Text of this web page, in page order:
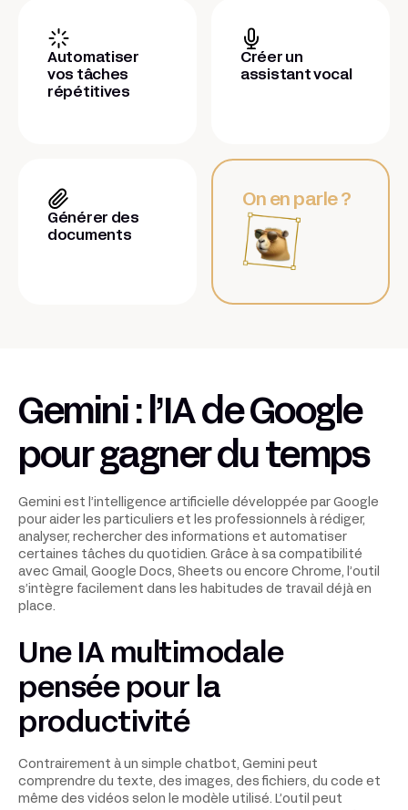
Automatiser
vos tâches
répétitives
Créer un
assistant vocal
Générer des
documents
On en parle ?
Gemini : l’IA de Google
pour gagner du temps
Gemini est l’intelligence artificielle développée par Google
pour aider les particuliers et les professionnels à rédiger,
analyser, rechercher des informations et automatiser
certaines tâches du quotidien. Grâce à sa compatibilité
avec Gmail, Google Docs, Sheets ou encore Chrome, l’outil
s’intègre facilement dans les habitudes de travail déjà en
place.
Une IA multimodale
pensée pour la
productivité
Contrairement à un simple chatbot, Gemini peut
comprendre du texte, des images, des fichiers, du code et
même des vidéos selon le modèle utilisé. L’outil peut